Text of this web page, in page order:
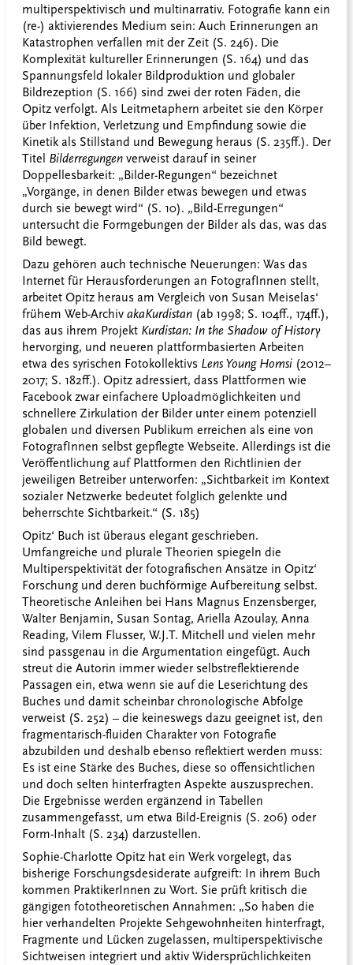
multiperspektivisch und multinarrativ. Fotografie kann ein
(re-) aktivierendes Medium sein: Auch Erinnerungen an
Katastrophen verfallen mit der Zeit (S. 246). Die
Komplexität kultureller Erinnerungen (S. 164) und das
Spannungsfeld lokaler Bildproduktion und globaler
Bildrezeption (S. 166) sind zwei der roten Fäden, die
Opitz verfolgt. Als Leitmetaphern arbeitet sie den Körper
über Infektion, Verletzung und Empfindung sowie die
Kinetik als Stillstand und Bewegung heraus (S. 235ff.). Der
Titel Bilderregungen verweist darauf in seiner
Doppellesbarkeit: „Bilder-Regungen“ bezeichnet
„Vorgänge, in denen Bilder etwas bewegen und etwas
durch sie bewegt wird“ (S. 10). „Bild-Erregungen“
untersucht die Formgebungen der Bilder als das, was das
Bild bewegt.
Dazu gehören auch technische Neuerungen: Was das
Internet für Herausforderungen an FotografInnen stellt,
arbeitet Opitz heraus am Vergleich von Susan Meiselas‘
frühem Web-Archiv akaKurdistan (ab 1998; S. 104ff., 174ff.),
das aus ihrem Projekt Kurdistan: In the Shadow of History
hervorging, und neueren plattformbasierten Arbeiten
etwa des syrischen Fotokollektivs Lens Young Homsi (2012–
2017; S. 182ff.). Opitz adressiert, dass Plattformen wie
Facebook zwar einfachere Uploadmöglichkeiten und
schnellere Zirkulation der Bilder unter einem potenziell
globalen und diversen Publikum erreichen als eine von
FotografInnen selbst gepflegte Webseite. Allerdings ist die
Veröffentlichung auf Plattformen den Richtlinien der
jeweiligen Betreiber unterworfen: „Sichtbarkeit im Kontext
sozialer Netzwerke bedeutet folglich gelenkte und
beherrschte Sichtbarkeit.“ (S. 185)
Opitz‘ Buch ist überaus elegant geschrieben.
Umfangreiche und plurale Theorien spiegeln die
Multiperspektivität der fotografischen Ansätze in Opitz‘
Forschung und deren buchförmige Aufbereitung selbst.
Theoretische Anleihen bei Hans Magnus Enzensberger,
Walter Benjamin, Susan Sontag, Ariella Azoulay, Anna
Reading, Vilem Flusser, W.J.T. Mitchell und vielen mehr
sind passgenau in die Argumentation eingefügt. Auch
streut die Autorin immer wieder selbstreflektierende
Passagen ein, etwa wenn sie auf die Leserichtung des
Buches und damit scheinbar chronologische Abfolge
verweist (S. 252) – die keineswegs dazu geeignet ist, den
fragmentarisch-fluiden Charakter von Fotografie
abzubilden und deshalb ebenso reflektiert werden muss:
Es ist eine Stärke des Buches, diese so offensichtlichen
und doch selten hinterfragten Aspekte auszusprechen.
Die Ergebnisse werden ergänzend in Tabellen
zusammengefasst, um etwa Bild-Ereignis (S. 206) oder
Form-Inhalt (S. 234) darzustellen.
Sophie-Charlotte Opitz hat ein Werk vorgelegt, das
bisherige Forschungsdesiderate aufgreift: In ihrem Buch
kommen PraktikerInnen zu Wort. Sie prüft kritisch die
gängigen fototheoretischen Annahmen: „So haben die
hier verhandelten Projekte Sehgewohnheiten hinterfragt,
Fragmente und Lücken zugelassen, multiperspektivische
Sichtweisen integriert und aktiv Widersprüchlichkeiten